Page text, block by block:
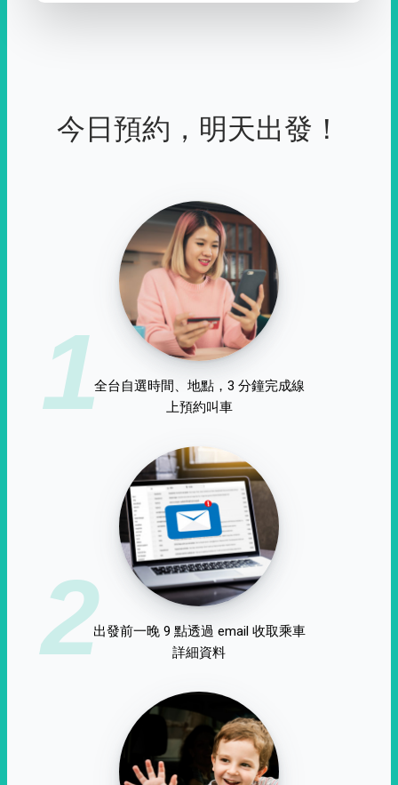
今日預約，明天出發！
1全台自選時間、地點，3 分鐘完成線
上預約叫車
2出發前一晚 9 點透過 email 收取乘車
詳細資料